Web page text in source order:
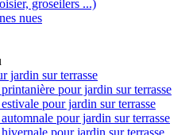
groseilers ...)
nues
jardin sur terrasse
pour jardin sur terrasse
pour jardin sur terrasse
pour jardin sur terrasse
pour jardin sur terrasse